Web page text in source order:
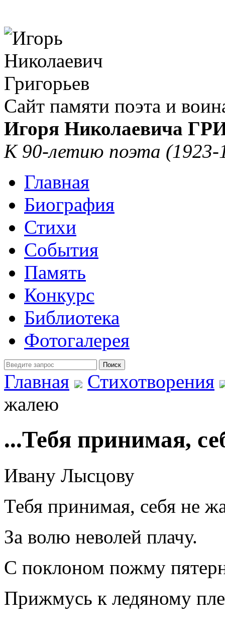
Сайт памяти поэта и
Игоря Николаевича
К 90-летию поэта (1923-
Главная
Биография
Стихи
События
Память
Конкурс
Библиотека
Фотогалерея
Главная
Стихотворения
жалею
...Тебя принимая,
Ивану Лысцову
Тебя принимая, себя не
За волю неволей плачу.
С поклоном пожму
Прижмусь к ледяному